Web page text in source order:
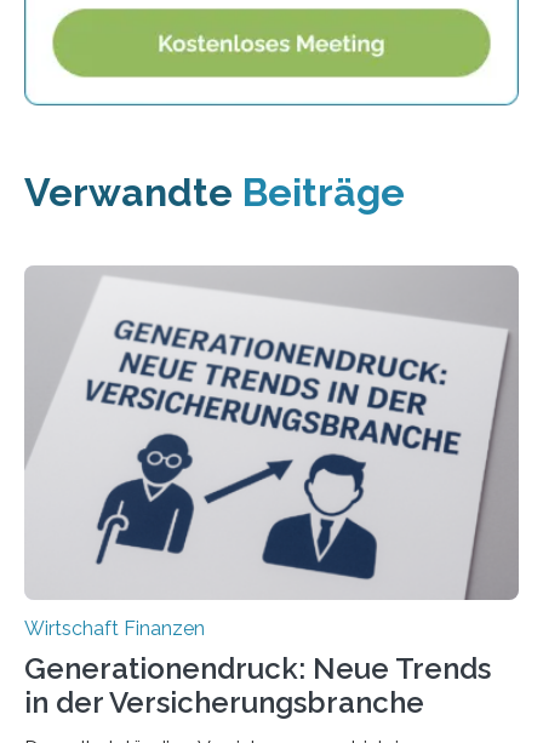
Verwandte Beiträge
Wirtschaft Finanzen
Generationendruck: Neue Trends
in der Versicherungsbranche